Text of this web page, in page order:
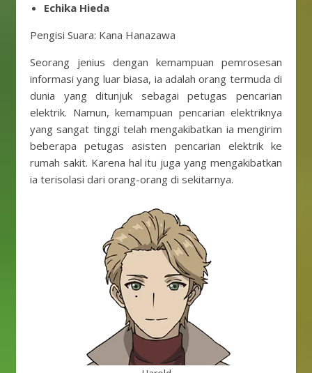
Echika Hieda
Pengisi Suara: Kana Hanazawa
Seorang jenius dengan kemampuan pemrosesan
informasi yang luar biasa, ia adalah orang termuda di
dunia yang ditunjuk sebagai petugas pencarian
elektrik. Namun, kemampuan pencarian elektriknya
yang sangat tinggi telah mengakibatkan ia mengirim
beberapa petugas asisten pencarian elektrik ke
rumah sakit. Karena hal itu juga yang mengakibatkan
ia terisolasi dari orang-orang di sekitarnya.